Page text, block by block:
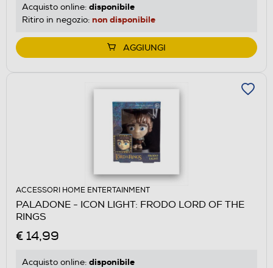
Acquisto online: disponibile
Ritiro in negozio: non disponibile
AGGIUNGI
ACCESSORI HOME ENTERTAINMENT
PALADONE - ICON LIGHT: FRODO LORD OF THE
RINGS
€ 14,99
Acquisto online: disponibile